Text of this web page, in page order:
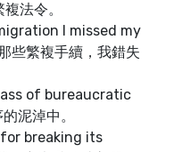
法令。
I missed my
些繁複手續，我錯失
of bureaucratic
泥淖中。
breaking its